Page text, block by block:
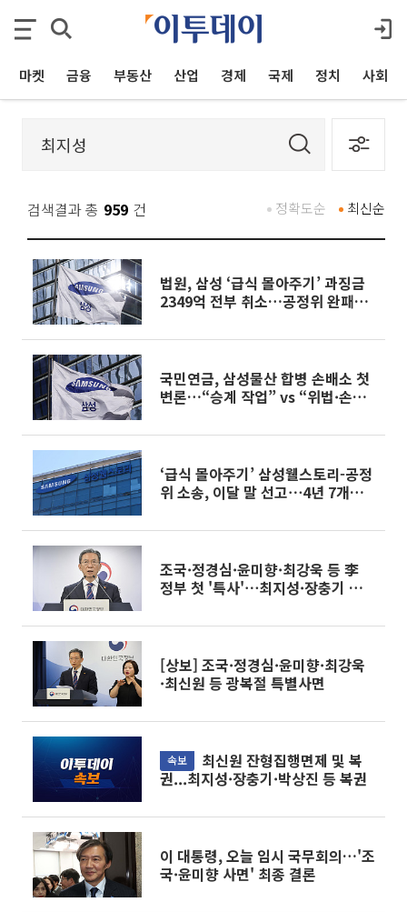
마켓 금융 부동산 산업 경제 국제 정치 사회
검색결과 총 959 건 최신순
정확도순
법원, 삼성 ‘급식 몰아주기’ 과징금
2349억 전부 취소…공정위 완패
국민연금, 삼성물산 합병 손배소 첫
변론…“승계 작업” vs “위법·손해
‘급식 몰아주기’ 삼성웰스토리-공정
위 소송, 이달 말 선고⋯4년 7개월
조국·정경심·윤미향·최강욱 등 李
정부 첫 '특사'⋯최지성·장충기 등
[상보] 조국·정경심·윤미향·최강욱
·최신원 등 광복절 특별사면
속보
권...최지성·장충기·박상진 등 복권
이 대통령, 오늘 임시 국무회의…'조
국·윤미향 사면' 최종 결론